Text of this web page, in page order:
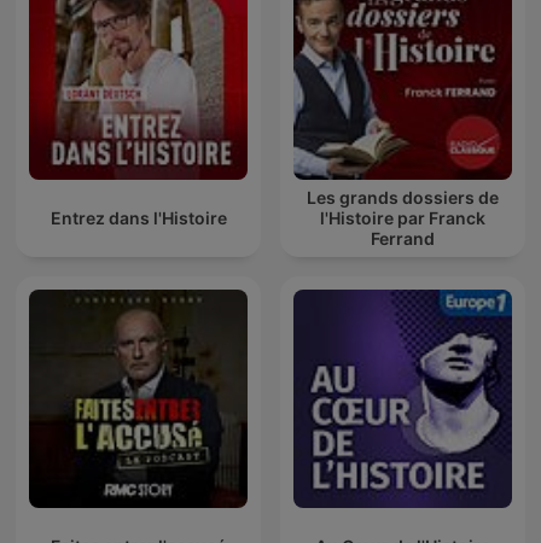
Entrez dans l'Histoire
Les grands dossiers de
l'Histoire par Franck
Ferrand